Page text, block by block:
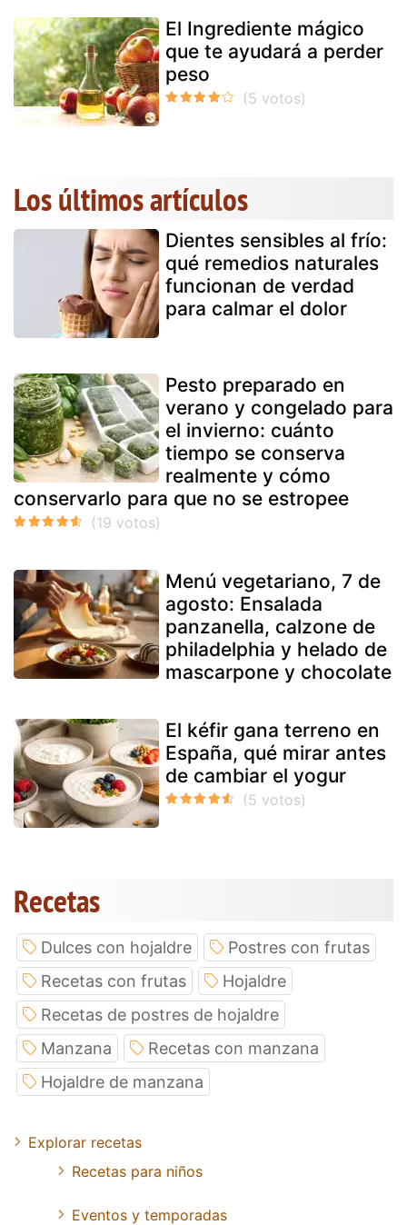
El Ingrediente mágico
que te ayudará a perder
peso
Los últimos artículos
Dientes sensibles al frío:
qué remedios naturales
funcionan de verdad
para calmar el dolor
Pesto preparado en
verano y congelado para
el invierno: cuánto
tiempo se conserva
realmente y cómo
conservarlo para que no se estropee
Menú vegetariano, 7 de
agosto: Ensalada
panzanella, calzone de
philadelphia y helado de
mascarpone y chocolate
El kéfir gana terreno en
España, qué mirar antes
de cambiar el yogur
Recetas
Dulces con hojaldre
Postres con frutas
Recetas con frutas
Hojaldre
Recetas de postres de hojaldre
Manzana
Recetas con manzana
Hojaldre de manzana
Explorar recetas
Recetas para niños
Eventos y temporadas